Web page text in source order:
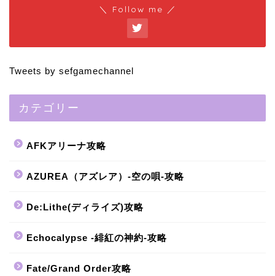
＼ Follow me ／
Tweets by sefgamechannel
カテゴリー
AFKアリーナ攻略
AZUREA（アズレア）-空の唄-攻略
De:Lithe(ディライズ)攻略
Echocalypse -緋紅の神約-攻略
Fate/Grand Order攻略